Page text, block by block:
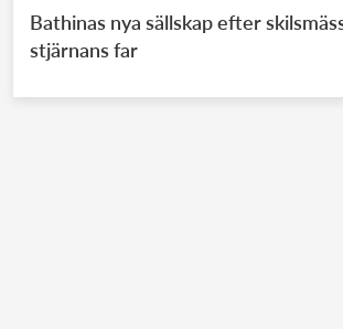
Bathinas nya sällskap efter
stjärnans far